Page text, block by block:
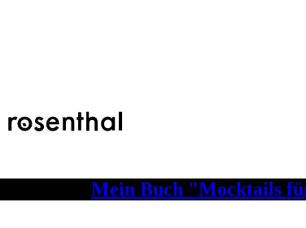
Mein Buch "Mocktails